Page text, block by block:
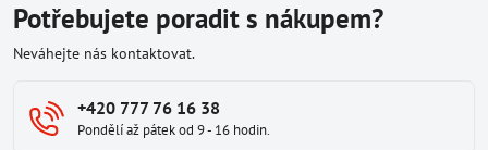
Potřebujete poradit s nákupem?
Neváhejte nás kontaktovat.
+420 777 76 16 38
Pondělí až pátek od 9 - 16 hodin.